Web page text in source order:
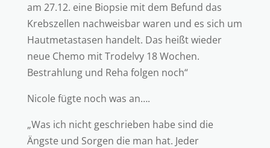
am 27.12. eine Biopsie mit dem Befund das
Krebszellen nachweisbar waren und es sich um
Hautmetastasen handelt. Das heißt wieder
neue Chemo mit Trodelvy 18 Wochen.
Bestrahlung und Reha folgen noch“
Nicole fügte noch was an….
„Was ich nicht geschrieben habe sind die
Ängste und Sorgen die man hat. Jeder